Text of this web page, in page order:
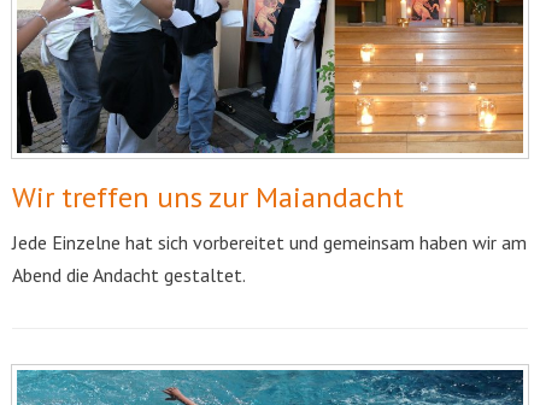
Wir treffen uns zur Maiandacht
Jede Einzelne hat sich vorbereitet und gemeinsam haben wir am
Abend die Andacht gestaltet.